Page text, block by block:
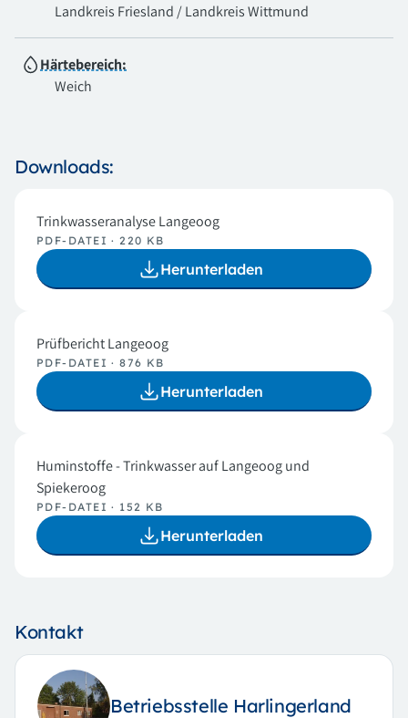
Landkreis Friesland / Landkreis Wittmund
Härtebereich:
Weich
Downloads:
Trinkwasseranalyse Langeoog
PDF-DATEI · 220 KB
Herunterladen
Prüfbericht Langeoog
PDF-DATEI · 876 KB
Herunterladen
Huminstoffe - Trinkwasser auf Langeoog und
Spiekeroog
PDF-DATEI · 152 KB
Herunterladen
Kontakt
Betriebsstelle Harlingerland